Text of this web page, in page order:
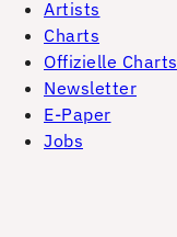
Artists
Charts
Offizielle Charts
Newsletter
E-Paper
Jobs